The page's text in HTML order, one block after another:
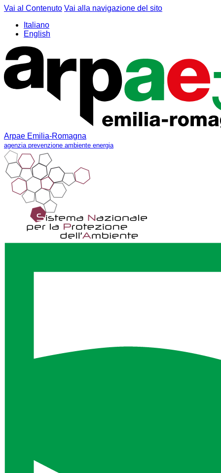
Vai al Contenuto Vai alla navigazione del sito
Italiano
English
Arpae Emilia-Romagna
agenzia prevenzione ambiente energia